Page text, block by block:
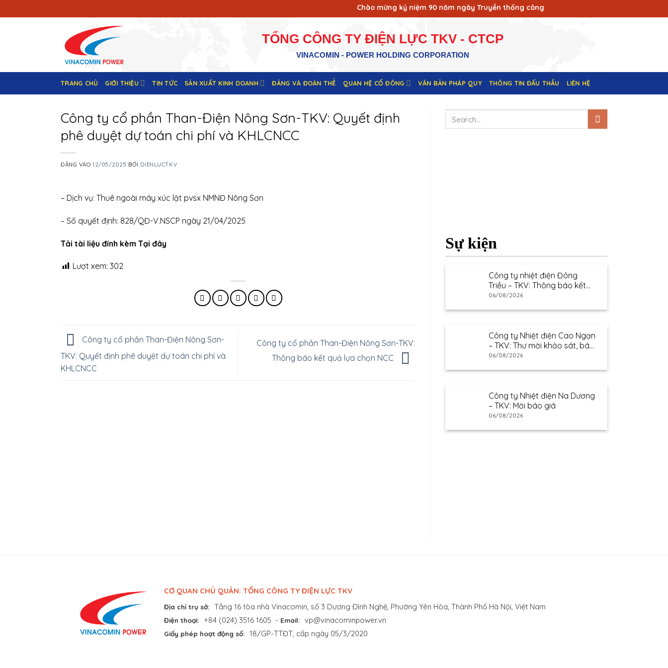
qua
Chào mừng kỷ niệm 90 năm ngày Truyền thống công nhân Vùng mỏ - Truyền thống ngành
TỔNG CÔNG TY ĐIỆN LỰC TKV - CTCP
VINACOMIN - POWER HOLDING CORPORATION
TRANG CHỦ GIỚI THIỆU TIN TỨC SẢN XUẤT KINH DOANH ĐẢNG VÀ ĐOÀN THỂ QUAN HỆ CỔ ĐÔNG VĂN BẢN PHÁP QUY THÔNG TIN ĐẤU THẦU LIÊN HỆ
Công ty cổ phần Than-Điện Nông Sơn-TKV: Quyết định
phê duyệt dự toán chi phí và KHLCNCC
ĐĂNG VÀO12/05/2025 BỞI DIENLUCTKV
– Dịch vụ: Thuê ngoài máy xúc lật pvsx NMNĐ Nông Sơn
– Số quyết định: 828/QĐ-V.NSCP ngày 21/04/2025
Tải tài liệu đính kèm Tại đây
Lượt xem: 302
Công ty cổ phần Than-Điện Nông Sơn-
TKV: Quyết định phê duyệt dự toán chi phí và
KHLCNCC
Công ty cổ phần Than-Điện Nông Sơn-TKV:
Thông báo kết quả lựa chọn NCC
Sự kiện
Công ty nhiệt điện Đông
Triều – TKV: Thông báo kết
quả lựa chọn nhà cung cấp
06/08/2026
Công ty Nhiệt điện Cao Ngạn
– TKV: Thư mời khảo sát, báo
giá
06/08/2026
Công ty Nhiệt điện Na Dương
– TKV: Mời báo giá
06/08/2026
CƠ QUAN CHỦ QUẢN: TỔNG CÔNG TY ĐIỆN LỰC TKV
Địa chỉ trụ sở: Tầng 16 tòa nhà Vinacomin, số 3 Dương Đình Nghệ, Phường Yên Hòa, Thành Phố Hà Nội, Việt Nam
Điện thoại: +84 (024) 3516 1605 - Email: vp@vinacominpower.vn
Giấy phép hoạt động số: 18/GP-TTĐT, cấp ngày 05/3/2020